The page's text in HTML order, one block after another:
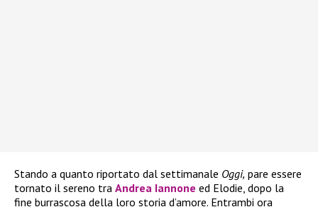
Stando a quanto riportato dal settimanale Oggi, pare essere
tornato il sereno tra Andrea Iannone ed Elodie, dopo la
fine burrascosa della loro storia d’amore. Entrambi ora